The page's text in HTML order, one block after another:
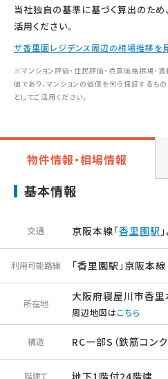
当社独自の基準に基づく算出のため
活用ください。
ザ香里園レジデンス周辺の相場推移を
※マンション評価・住民評価・売買価格相場・
価であり、マンションの価値を何ら保証するも
としてご活用ください。
物件情報・相場情報
基本情報
交通 京阪本線「香里園駅
利用可能路線 「香里園駅」京阪本線
所在地
大阪府寝屋川市香
周辺地図はこちら
構造 RC一部S（鉄筋コン
階建て 地下1階付24階建